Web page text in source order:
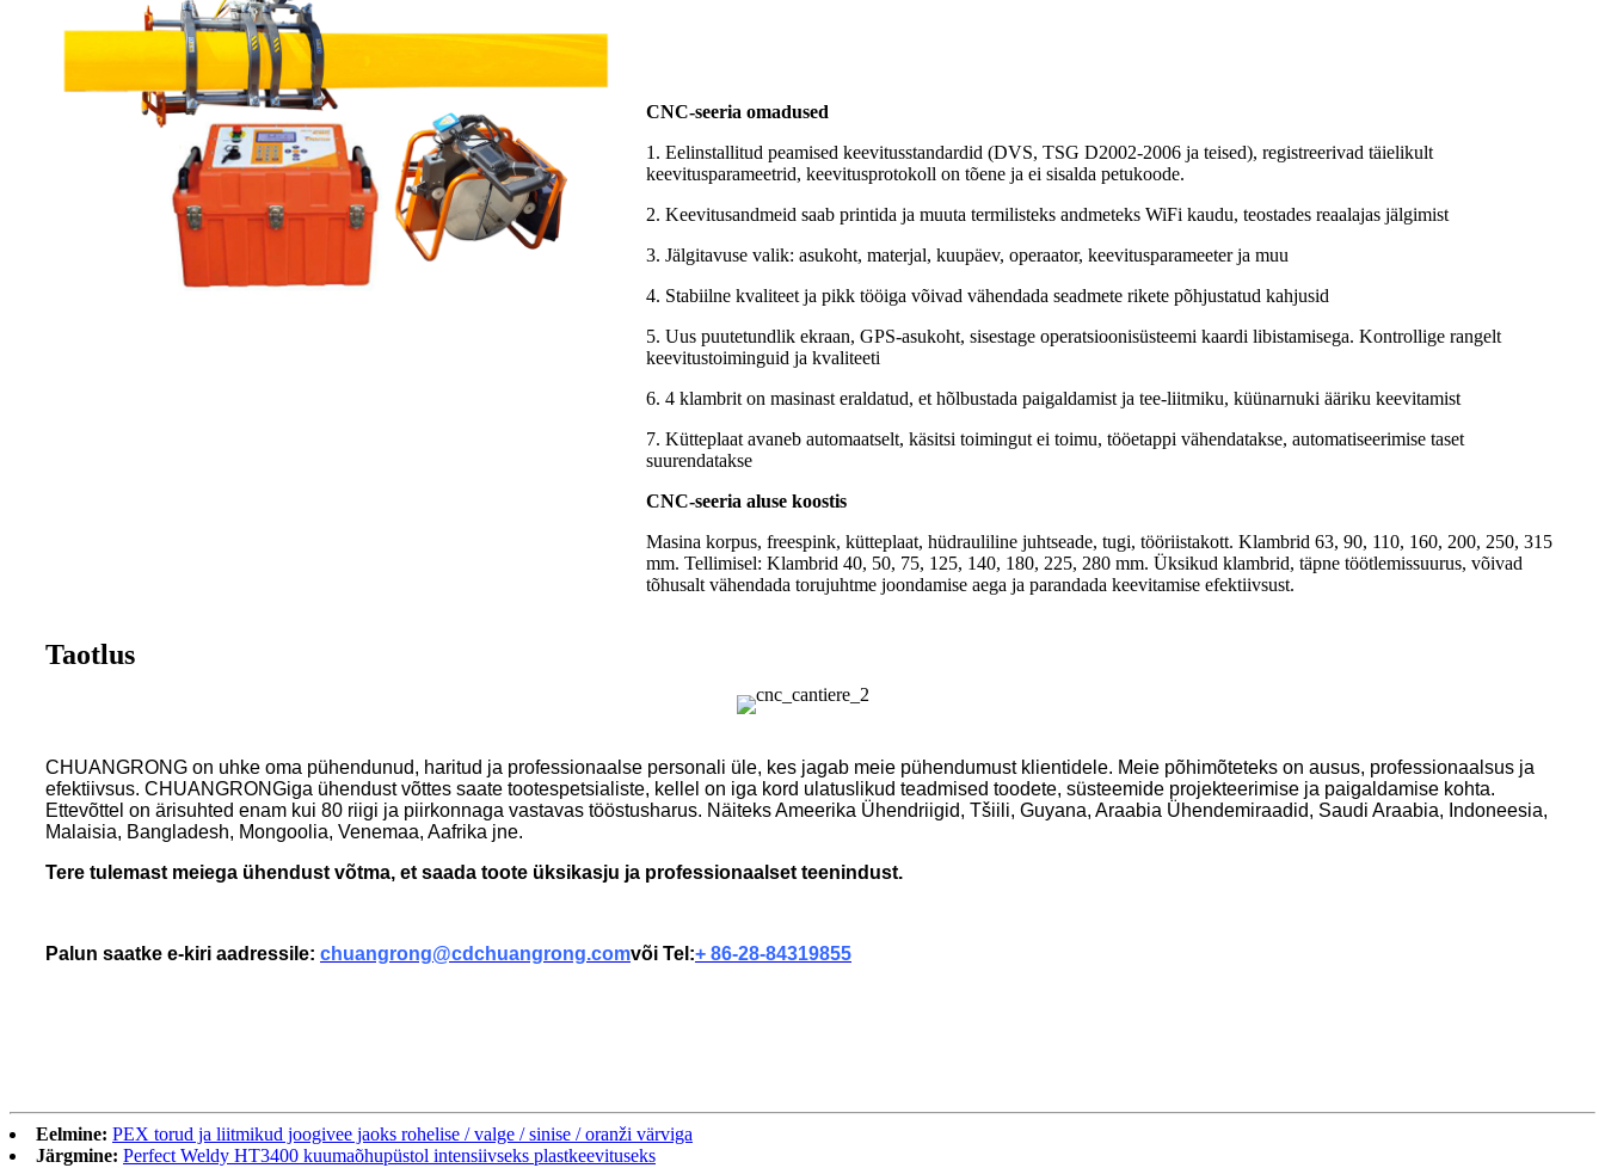
CNC-seeria omadused
1. Eelinstallitud peamised keevitusstandardid (DVS, TSG D2002-2006 ja teised), registreerivad täielikult
keevitusparameetrid, keevitusprotokoll on tõene ja ei sisalda petukoode.
2. Keevitusandmeid saab printida ja muuta termilisteks andmeteks WiFi kaudu, teostades reaalajas jälgimist
3. Jälgitavuse valik: asukoht, materjal, kuupäev, operaator, keevitusparameeter ja muu
4. Stabiilne kvaliteet ja pikk tööiga võivad vähendada seadmete rikete põhjustatud kahjusid
5. Uus puutetundlik ekraan, GPS-asukoht, sisestage operatsioonisüsteemi kaardi libistamisega. Kontrollige rangelt
keevitustoiminguid ja kvaliteeti
6. 4 klambrit on masinast eraldatud, et hõlbustada paigaldamist ja tee-liitmiku, küünarnuki ääriku keevitamist
7. Kütteplaat avaneb automaatselt, käsitsi toimingut ei toimu, tööetappi vähendatakse, automatiseerimise taset
suurendatakse
CNC-seeria aluse koostis
Masina korpus, freespink, kütteplaat, hüdrauliline juhtseade, tugi, tööriistakott. Klambrid 63, 90, 110, 160, 200, 250, 315
mm. Tellimisel: Klambrid 40, 50, 75, 125, 140, 180, 225, 280 mm. Üksikud klambrid, täpne töötlemissuurus, võivad
tõhusalt vähendada torujuhtme joondamise aega ja parandada keevitamise efektiivsust.
Taotlus
CHUANGRONG on uhke oma pühendunud, haritud ja professionaalse personali üle, kes jagab meie pühendumust klientidele. Meie põhimõteteks on ausus, professionaalsus ja
efektiivsus. CHUANGRONGiga ühendust võttes saate tootespetsialiste, kellel on iga kord ulatuslikud teadmised toodete, süsteemide projekteerimise ja paigaldamise kohta.
Ettevõttel on ärisuhted enam kui 80 riigi ja piirkonnaga vastavas tööstusharus. Näiteks Ameerika Ühendriigid, Tšiili, Guyana, Araabia Ühendemiraadid, Saudi Araabia, Indoneesia,
Malaisia, Bangladesh, Mongoolia, Venemaa, Aafrika jne.
Tere tulemast meiega ühendust võtma, et saada toote üksikasju ja professionaalset teenindust.
Palun saatke e-kiri aadressile: chuangrong@cdchuangrong.comvõi Tel:+ 86-28-84319855
Eelmine: PEX torud ja liitmikud joogivee jaoks rohelise / valge / sinise / oranži värviga
Järgmine: Perfect Weldy HT3400 kuumaõhupüstol intensiivseks plastkeevituseks